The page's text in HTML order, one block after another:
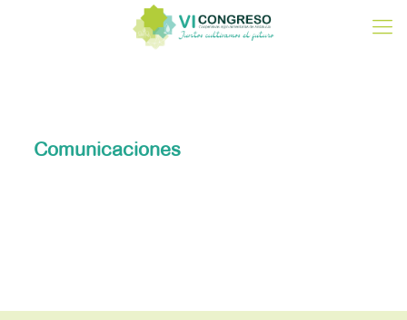
Comunicaciones